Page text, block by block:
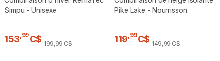
Simpu - Unisexe
153,99 C$ 199,99C$
Pike Lake - Nourrisson
119,99 C$ 149,99C$